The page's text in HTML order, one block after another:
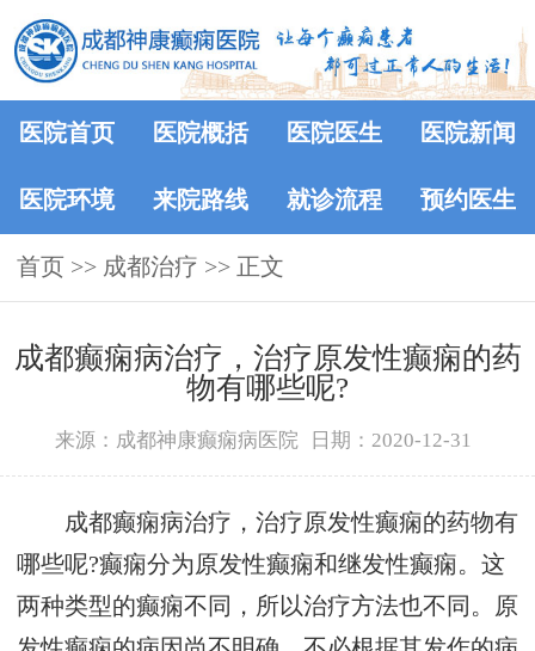
医院首页 医院概括 医院医生 医院新闻
医院环境 来院路线 就诊流程 预约医生
首页 >> 成都治疗 >> 正文
成都癫痫病治疗，治疗原发性癫痫的药
物有哪些呢?
来源：成都神康癫痫病医院 日期：2020-12-31
成都癫痫病治疗，治疗原发性癫痫的药物有
哪些呢?癫痫分为原发性癫痫和继发性癫痫。这
两种类型的癫痫不同，所以治疗方法也不同。原